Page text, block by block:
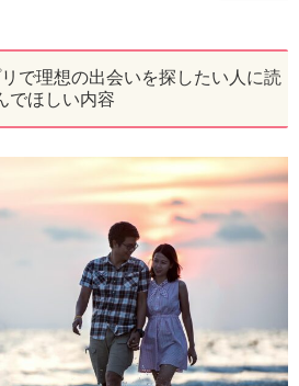
で理想の出会いを探したい人に読
でほしい内容